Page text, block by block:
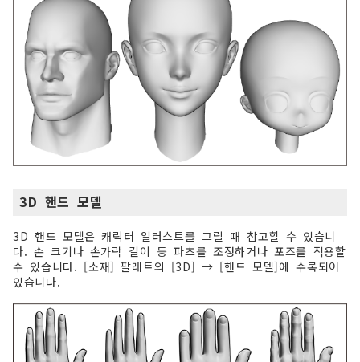
3D 핸드 모델
3D 핸드 모델은 캐릭터 일러스트를 그릴 때 참고할 수 있습니
다. 손 크기나 손가락 길이 등 파츠를 조정하거나 포즈를 적용할
수 있습니다. [소재] 팔레트의 [3D] → [핸드 모델]에 수록되어
있습니다.